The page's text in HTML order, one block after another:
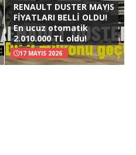
RENAULT DUSTER MAYIS
FİYATLARI BELLİ OLDU!
En ucuz otomatik
2.010.000 TL oldu!
17 MAYIS 2026